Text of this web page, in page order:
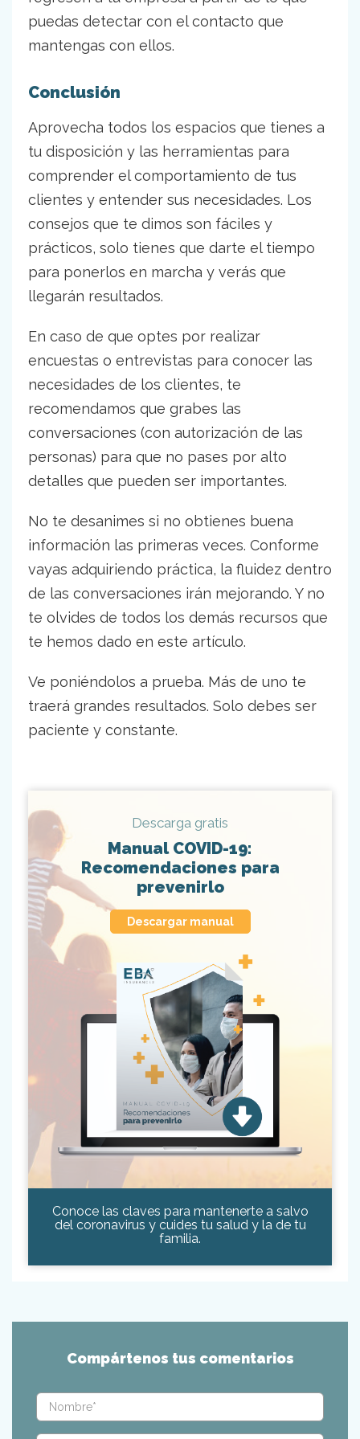
puedas detectar con el contacto que
mantengas con ellos.
Conclusión
Aprovecha todos los espacios que tienes a
tu disposición y las herramientas para
comprender el comportamiento de tus
clientes y entender sus necesidades. Los
consejos que te dimos son fáciles y
prácticos, solo tienes que darte el tiempo
para ponerlos en marcha y verás que
llegarán resultados.
En caso de que optes por realizar
encuestas o entrevistas para conocer las
necesidades de los clientes, te
recomendamos que grabes las
conversaciones (con autorización de las
personas) para que no pases por alto
detalles que pueden ser importantes.
No te desanimes si no obtienes buena
información las primeras veces. Conforme
vayas adquiriendo práctica, la fluidez dentro
de las conversaciones irán mejorando. Y no
te olvides de todos los demás recursos que
te hemos dado en este artículo.
Ve poniéndolos a prueba. Más de uno te
traerá grandes resultados. Solo debes ser
paciente y constante.
Descarga gratis
Manual COVID-19:
Recomendaciones para
prevenirlo
Descargar manual
Conoce las claves para mantenerte a salvo
del coronavirus y cuides tu salud y la de tu
familia.
Compártenos tus comentarios